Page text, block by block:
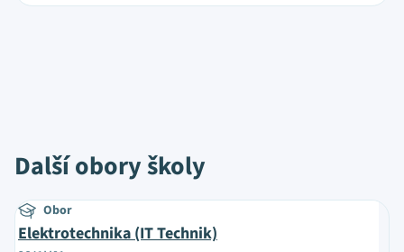
Další obory školy
Obor
Elektrotechnika (IT Technik)